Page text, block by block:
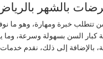
بالشهر
تتطلب خبرة ومهارة، وهو
كبار السن بسهولة وسرعة، وما
بالإضافة إلى ذلك، نقدم